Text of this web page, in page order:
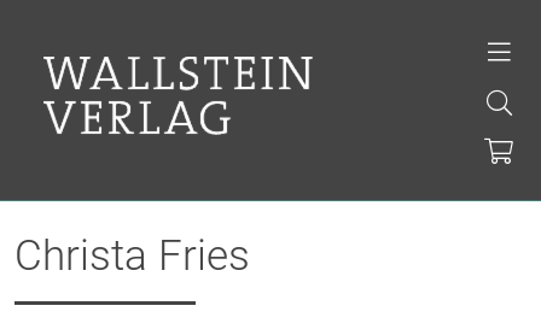
Christa Fries